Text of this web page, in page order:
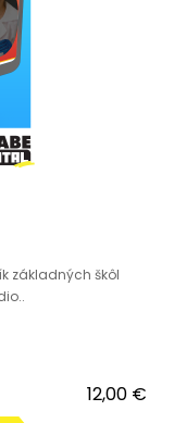
základných škôl
12,00 €